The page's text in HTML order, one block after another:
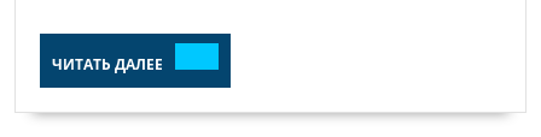
ЧИТАТЬ ДАЛЕЕ ДАЛЕЕ